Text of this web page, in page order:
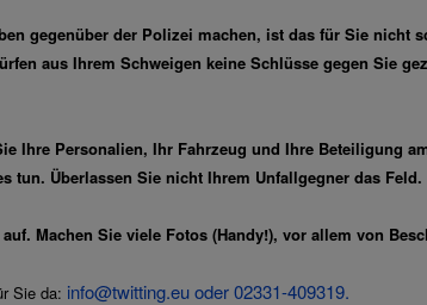
gegenüber der Polizei machen, ist das für Sie nicht
aus Ihrem Schweigen keine Schlüsse gegen Sie
Ihre Personalien, Ihr Fahrzeug und Ihre Beteiligung
tun. Überlassen Sie nicht Ihrem Unfallgegner das Feld.
Machen Sie viele Fotos (Handy!), vor allem von
Sie da: info@twitting.euoder 02331-409319.